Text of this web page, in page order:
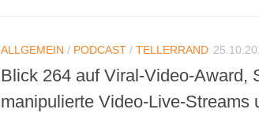
ALLGEMEIN / PODCAST / TELLERRAND
Blick 264 auf Viral-Video-Award,
manipulierte Video-Live-Streams